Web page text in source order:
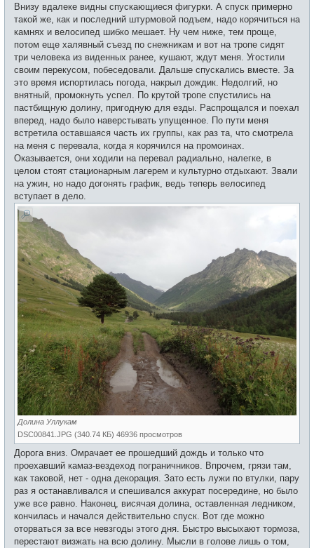
Внизу вдалеке видны спускающиеся фигурки. А спуск примерно
такой же, как и последний штурмовой подъем, надо корячиться на
камнях и велосипед шибко мешает. Ну чем ниже, тем проще,
потом еще халявный съезд по снежникам и вот на тропе сидят
три человека из виденных ранее, кушают, ждут меня. Угостили
своим перекусом, побеседовали. Дальше спускались вместе. За
это время испортилась погода, накрыл дождик. Недолгий, но
внятный, промокнуть успел. По крутой тропе спустились на
пастбищную долину, пригодную для езды. Распрощался и поехал
вперед, надо было наверстывать упущенное. По пути меня
встретила оставшаяся часть их группы, как раз та, что смотрела
на меня с перевала, когда я корячился на промоинах.
Оказывается, они ходили на перевал радиально, налегке, в
целом стоят стационарным лагерем и культурно отдыхают. Звали
на ужин, но надо догонять график, ведь теперь велосипед
вступает в дело.
Долина Уллукам
DSC00841.JPG (340.74 КБ) 46936 просмотров
Дорога вниз. Омрачает ее прошедший дождь и только что
проехавший камаз-вездеход пограничников. Впрочем, грязи там,
как таковой, нет - одна декорация. Зато есть лужи по втулки, пару
раз я останавливался и спешивался аккурат посередине, но было
уже все равно. Наконец, висячая долина, оставленная ледником,
кончилась и начался действительно спуск. Вот где можно
оторваться за все невзгоды этого дня. Быстро высыхают тормоза,
перестают визжать на всю долину. Мысли в голове лишь о том,